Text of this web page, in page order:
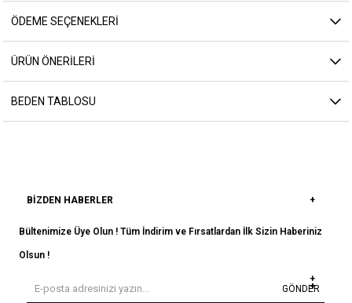
ÖDEME SEÇENEKLERI
ÜRÜN ÖNERILERI
BEDEN TABLOSU
BIZDEN HABERLER
Bültenimize Üye Olun ! Tüm İndirim ve Fırsatlardan İlk Sizin Haberiniz
Olsun !
GÖNDER